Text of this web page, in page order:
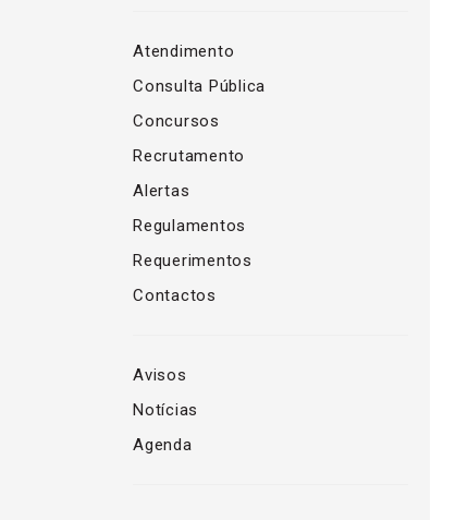
Atendimento
Consulta Pública
Concursos
Recrutamento
Alertas
Regulamentos
Requerimentos
Contactos
Avisos
Notícias
Agenda